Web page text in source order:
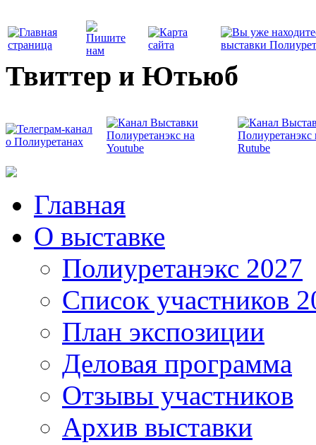
Твиттер и Ютьюб
Главная
О выставке
Полиуретанэкс 2027
Список участников
План экспозиции
Деловая программа
Отзывы участников
Архив выставки